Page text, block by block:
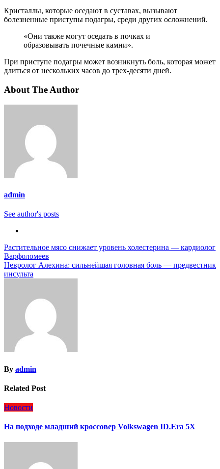
Кристаллы, которые оседают в суставах, вызывают
болезненные приступы подагры, среди других осложнений.
«Они также могут оседать в почках и
образовывать почечные камни».
При приступе подагры может возникнуть боль, которая может
длиться от нескольких часов до трех-десяти дней.
About The Author
admin
See author's posts
Навигация
по
записям
Растительное мясо снижает уровень холестерина — кардиолог
Варфоломеев
Невролог Алехина: сильнейшая головная боль — предвестник
инсульта
By admin
Related Post
Новости
На подходе младший кроссовер Volkswagen ID.Era 5X